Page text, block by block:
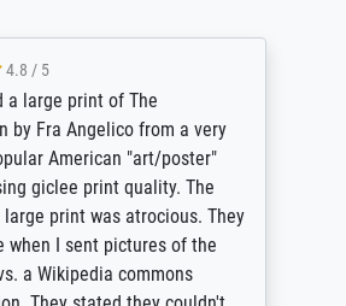
4.8 / 5
a large print of The
by Fra Angelico from a very
American "art/poster"
giclee print quality. The
print was atrocious. They
when I sent pictures of the
a Wikipedia commons